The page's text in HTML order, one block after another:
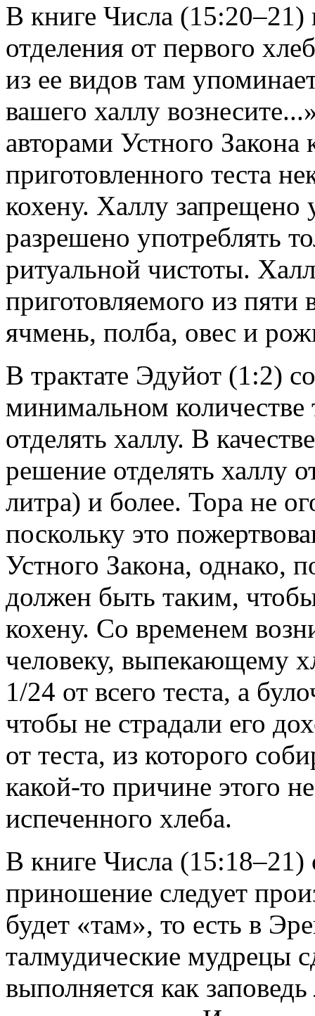
В книге Числа (15:20–21)
отделения от первого
из ее видов там
вашего халлу
авторами Устного Закона
приготовленного теста
кохену. Халлу
разрешено употреблять
ритуальной чистоты.
приготовляемого из
ячмень, полба, овес и
В трактате Эдуйот (1:2)
минимальном количестве
отделять халлу. В
решение отделять халлу
литра) и более. Тора не
поскольку это
Устного Закона, однако,
должен быть таким,
кохену. Со временем
человеку, выпекающему
1/24 от всего теста, а
чтобы не страдали его
от теста, из которого
какой-то причине этого
испеченного хлеба.
В книге Числа (15:18–21)
приношение следует
будет «там», то есть в
талмудические мудрецы
выполняется как заповедь